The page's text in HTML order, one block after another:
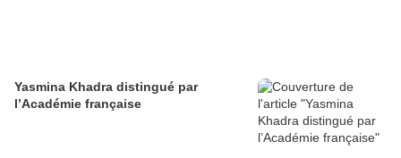
Yasmina Khadra distingué par
l’Académie française